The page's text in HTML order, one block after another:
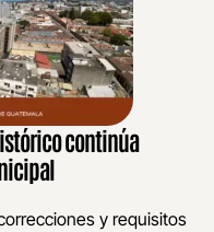
continúa
y requisitos